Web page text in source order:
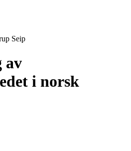
Seip
av
i norsk